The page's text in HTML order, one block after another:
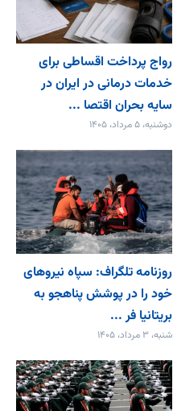
رواج پرداخت اقساطی برای
خدمات درمانی در ایران در
سایه بحران اقتصا ...
دوشنبه، ۵ مرداد، ۱۴۰۵
روزنامه تلگراف: سپاه نیروهای
خود را در پوشش پناهجو به
بریتانیا فر ...
شنبه، ۳ مرداد، ۱۴۰۵